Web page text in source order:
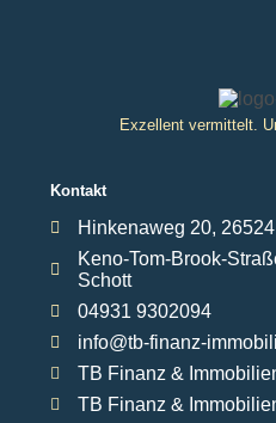
Exzellent vermittelt.
Kontakt
Hinkenaweg 20,
Keno-Tom-Brook-
Schott
04931 9302094
info@tb-finanz-
TB Finanz &
TB Finanz &